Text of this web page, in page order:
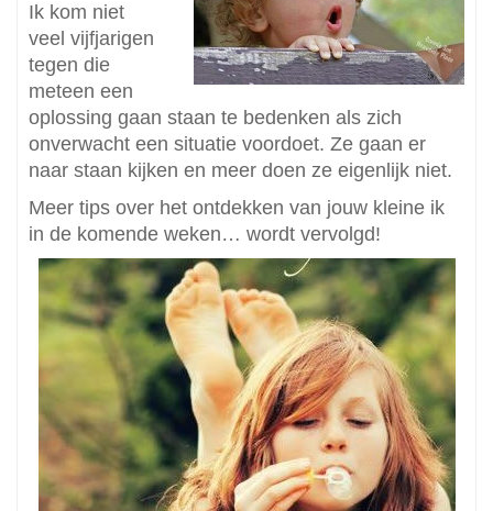
Ik kom niet
veel vijfjarigen
tegen die
meteen een
oplossing gaan staan te bedenken als zich
onverwacht een situatie voordoet. Ze gaan er
naar staan kijken en meer doen ze eigenlijk niet.
Meer tips over het ontdekken van jouw kleine ik
in de komende weken… wordt vervolgd!